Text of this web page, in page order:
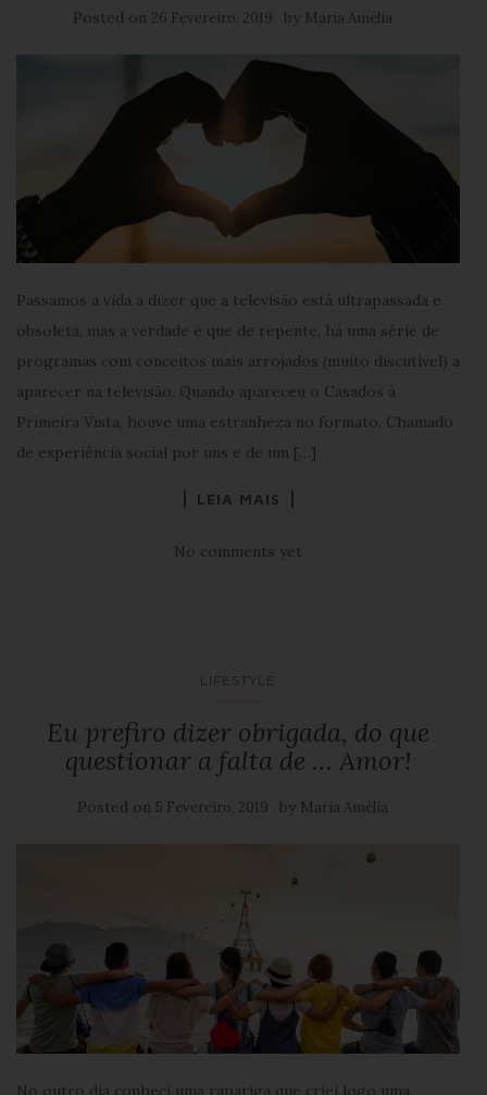
Posted on 26 Fevereiro, 2019 by Maria Amélia
Passamos a vida a dizer que a televisão está ultrapassada e
obsoleta, mas a verdade é que de repente, há uma série de
programas com conceitos mais arrojados (muito discutível) a
aparecer na televisão. Quando apareceu o Casados à
Primeira Vista, houve uma estranheza no formato. Chamado
de experiência social por uns e de um […]
LEIA MAIS
No comments yet
LIFESTYLE
Eu prefiro dizer obrigada, do que
questionar a falta de … Amor!
Posted on 5 Fevereiro, 2019 by Maria Amélia
No outro dia conheci uma rapariga que criei logo uma